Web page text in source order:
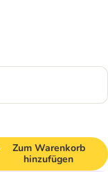
Zum Warenkorb
hinzufügen